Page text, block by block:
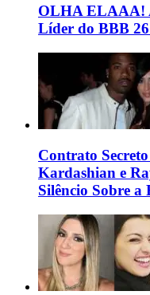
OLHA ELAAA!
Líder do BBB
Contrato
Kardashian e
Silêncio Sobre